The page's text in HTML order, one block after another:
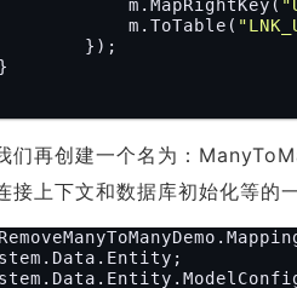
m.MapRightKey(
m.ToTable(
});
们再创建一个名为：
接上下文和数据库初始化等的